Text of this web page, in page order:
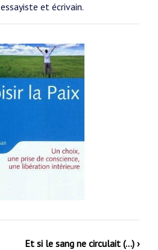
et écrivain.
Et si le sang ne circulait (…) ›